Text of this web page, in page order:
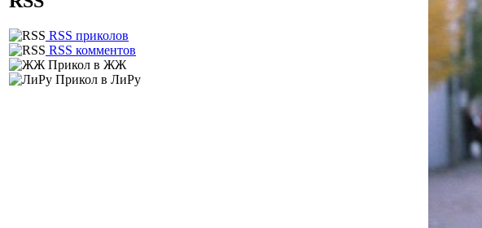
RSS приколов
RSS комментов
Прикол в ЖЖ
Прикол в ЛиРу